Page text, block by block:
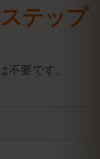
テップ
要です。